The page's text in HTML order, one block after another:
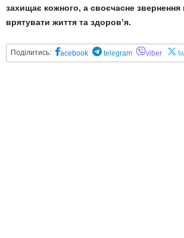
захищає кожного, а своєчасне
врятувати життя та здоров’я.
Поділитись: acebook telegram viber